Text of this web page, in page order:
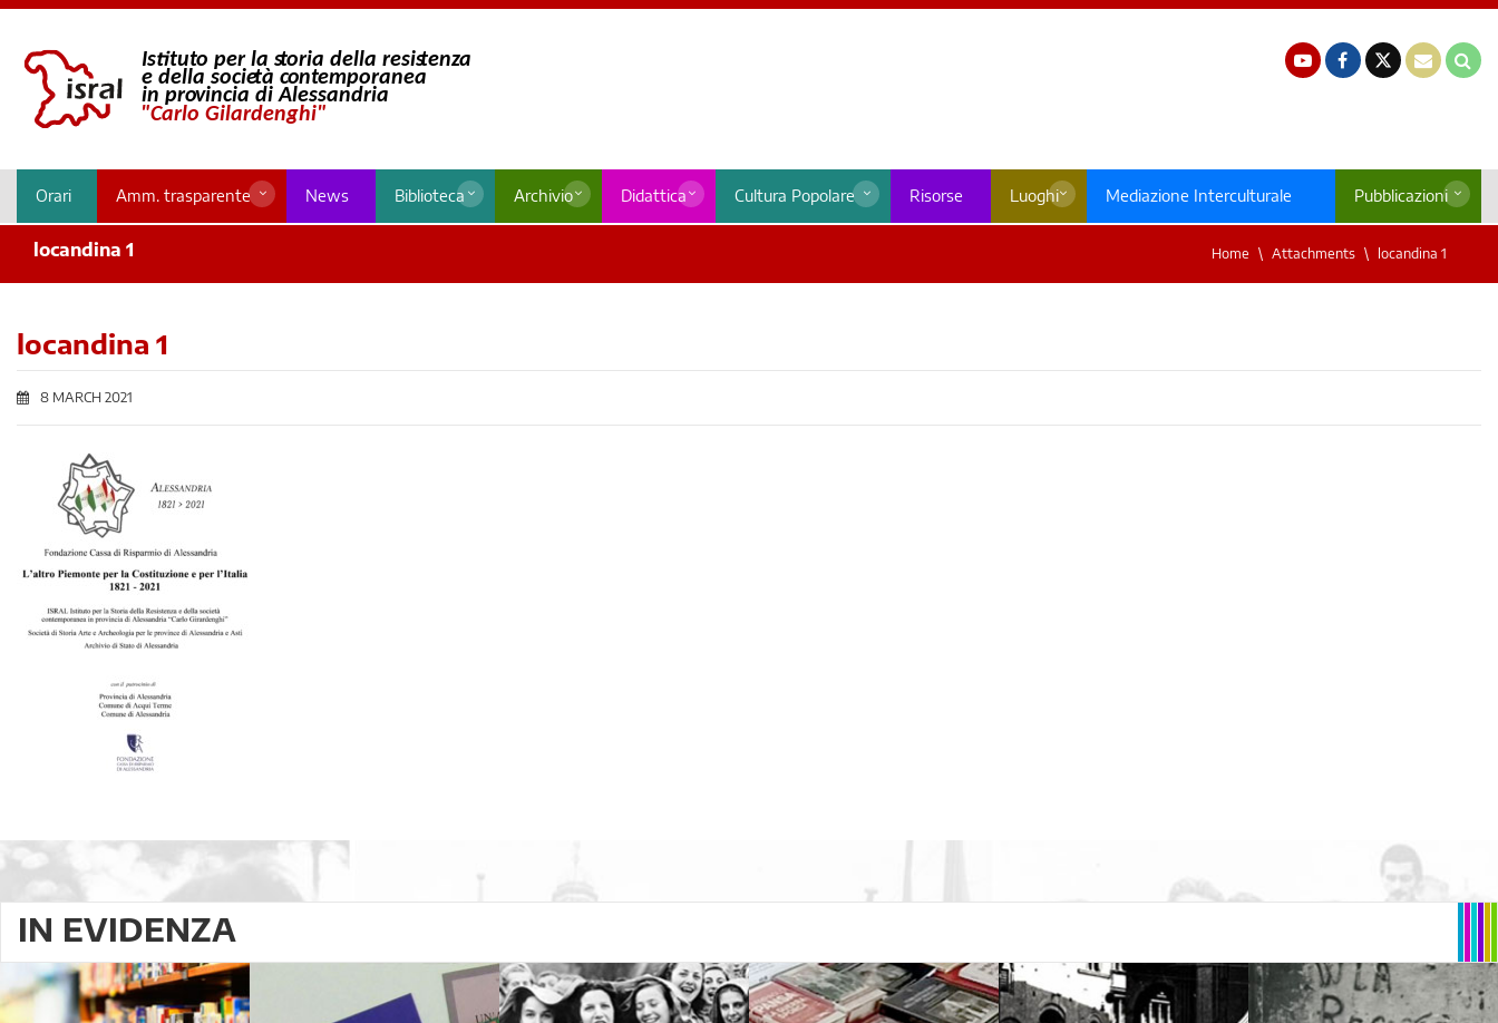
Orari Amm. trasparente News Biblioteca Archivio Didattica Cultura Popolare Risorse Luoghi Mediazione Interculturale Pubblicazioni
locandina 1 Home Attachments locandina 1
locandina 1
8 MARCH 2021
IN EVIDENZA